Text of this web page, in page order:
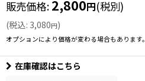
販売価格: 2,800円(税別)
(税込: 3,080円)
オプションにより価格が変わる場合もあります。
在庫確認はこちら